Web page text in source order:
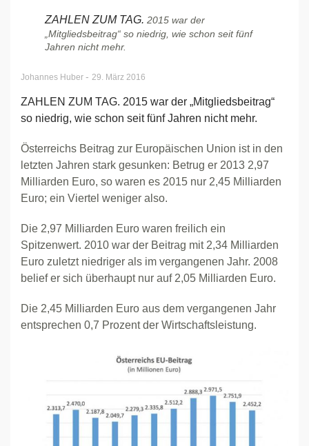
ZAHLEN ZUM TAG. 2015 war der
„Mitgliedsbeitrag“ so niedrig, wie schon seit fünf
Jahren nicht mehr.
Johannes Huber - 29. März 2016
ZAHLEN ZUM TAG. 2015 war der „Mitgliedsbeitrag“
so niedrig, wie schon seit fünf Jahren nicht mehr.
Österreichs Beitrag zur Europäischen Union ist in den
letzten Jahren stark gesunken: Betrug er 2013 2,97
Milliarden Euro, so waren es 2015 nur 2,45 Milliarden
Euro; ein Viertel weniger also.
Die 2,97 Milliarden Euro waren freilich ein
Spitzenwert. 2010 war der Beitrag mit 2,34 Milliarden
Euro zuletzt niedriger als im vergangenen Jahr. 2008
belief er sich überhaupt nur auf 2,05 Milliarden Euro.
Die 2,45 Milliarden Euro aus dem vergangenen Jahr
entsprechen 0,7 Prozent der Wirtschaftsleistung.